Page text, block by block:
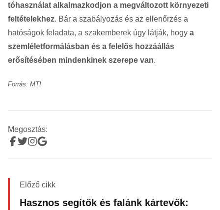
tóhasználat alkalmazkodjon a megváltozott környezeti
feltételekhez. Bár a szabályozás és az ellenőrzés a
hatóságok feladata, a szakemberek úgy látják, hogy a
szemléletformálásban és a felelős hozzáállás
erősítésében mindenkinek szerepe van.
Forrás: MTI
Megosztás:
Előző cikk
Hasznos segítők és falánk kártevők: